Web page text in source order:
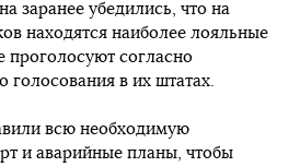
заранее убедились, что на
находятся наиболее лояльные
проголосуют согласно
голосования в их штатах.
всю необходимую
и аварийные планы, чтобы